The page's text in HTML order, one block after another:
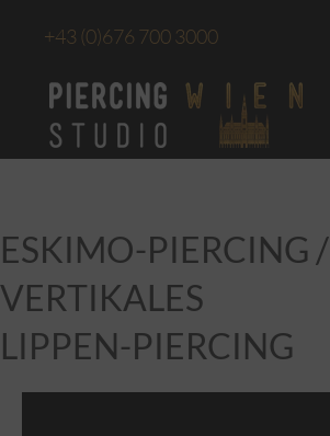
+43 (0)676 700 3000
ESKIMO-PIERCING /
VERTIKALES
LIPPEN-PIERCING